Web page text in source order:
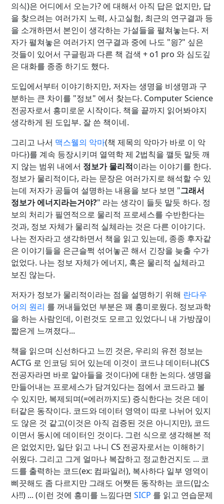
의식)은 어디에서 오는가? 에 대해서 아직 답은 없지만, 답
을 찾으려는 여러가지 노력, 사고실험, 최근의 연구결과 등
을 소개하면서 본인이 생각하는 가설들을 펼쳐놓는다. 저
자가 펼쳐놓은 여러가지 연구결과 중에 나도 "읭?" 싶은
것들이 있어서 구글링과 다른 책 검색 + o1 pro 와 심도깊
은 대화를 종종 하기도 했다.
도입에서부터 이야기하지만, 저자는 생명을 비생명과 구
분하는 큰 차이를 "정보" 에서 찾는다. Computer Science
전공자로서 흥미로운 시작이다. 책을 끝까지 읽어봐야지
생각하게 된 도입부. 잘 쓴 책이네.
그리고 나서 맥스웰의 악마(책 제목의 악마가 바로 이 악
마다)를 계속 등장시키며 열역학 제 2법칙을 깰듯 말듯 깨
지 않는 범위 내에서 정보가 물리적이라는 이야기를 한다.
정보가 물리적이다, 라는 문장은 여러가지로 해석할 수 있
는데 저자가 공들여 설명하는 내용을 보다 보면 "그래서
정보가 에너지라는거야?" 라는 생각이 들듯 말듯 하다. 정
보의 처리가 필연적으로 물리적 프로세스를 수반한다는
것과, 정보 자체가 물리적 실체라는 것은 다른 이야기다.
나는 전자라고 생각하면서 책을 읽고 있는데, 종종 후자같
은 이야기들을 은근슬쩍 섞어놓곤 해서 긴장을 늦출 수가
없었다. 나는 정보 자체가 에너지, 혹은 물리적 실체라고
보진 않는다.
저자가 정보가 물리적이라는 점을 설명하기 위해 란다우
어의 원리 를 꺼내들었던 부분은 꽤 흥미로웠다. 정보과학
을 하는 사람인데, 이런것도 모르고 있었다니 내 가방끊이
짧은게 느껴졌다...
책을 읽으며 신선하다고 느낀 것은, 우리의 유전 정보는
ACTG 로 인코딩 되어 있는데 이것이 코드냐 데이터냐(CS
전공자라면 바로 알아들을 것이다)에 대한 논의다. 생명을
만들어내는 프로세스가 담겨있다는 점에서 코드라고 볼
수 있지만, 복제되며(=에러까지도) 증식한다는 것은 데이
터같은 동작이다. 코드와 데이터 영역이 따로 나뉘어 있지
도 않은 것 같고(이것은 아직 검증된 것은 아니지만), 코드
이면서 동시에 데이터인 것이다. 그런 식으로 생각해본 적
은 없었지만, 일단 읽고 나니 CS 전공자로서는 이해하기
쉬웠다. 그리고 그게 얼마나 복잡하고 정교한건지도 ... 코
드를 출력하는 코드(ex: 컴파일러), 복사하다 일부 영역이
삐끗해도 좀 다르지만 그래도 어쨋든 동작하는 코드(맙소
사!!) ... (이런 것에 흥미를 느낌다면 SICP 를 읽고 연습문제